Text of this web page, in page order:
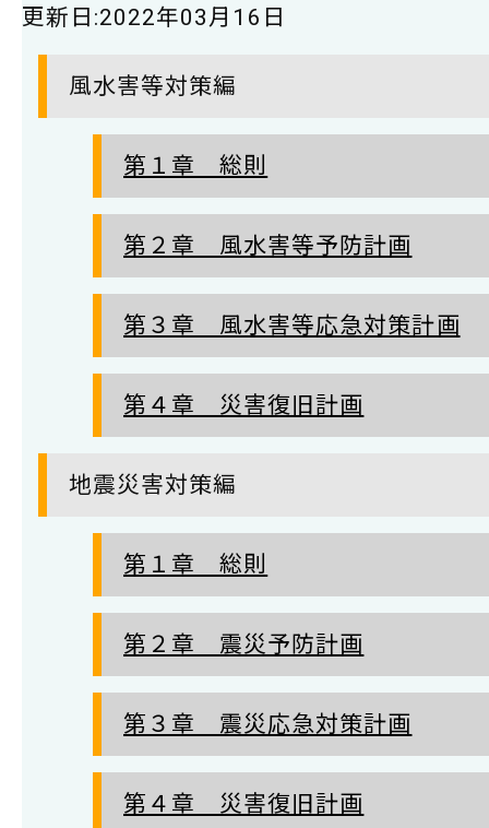
更新日:2022年03月16日
風水害等対策編
第１章 総則
第２章 風水害等予防計画
第３章 風水害等応急対策計画
第４章 災害復旧計画
地震災害対策編
第１章 総則
第２章 震災予防計画
第３章 震災応急対策計画
第４章 災害復旧計画